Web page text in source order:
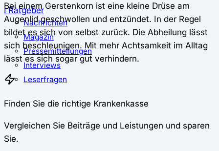
ℹ Ratgeber
Nachrichten
Magazin
Pressemitteilungen
Interviews
Leserfragen
Bei einem Gerstenkorn ist eine kleine Drüse am
Augenlid geschwollen und entzündet. In der Regel
bildet es sich von selbst zurück. Die Abheilung lässt
sich beschleunigen. Mit mehr Achtsamkeit im Alltag
lässt es sich sogar gut verhindern.
Finden Sie die richtige Krankenkasse
Vergleichen Sie Beiträge und Leistungen und sparen
Sie.